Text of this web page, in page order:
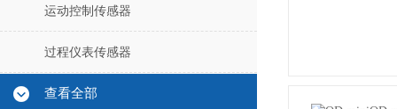
运动控制传感器
过程仪表传感器
查看全部